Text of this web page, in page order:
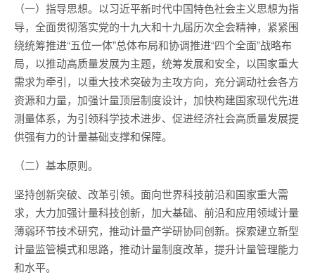
（一）指导思想。以习近平新时代中国特色社会主义思想为指
导，全面贯彻落实党的十九大和十九届历次全会精神，紧紧围
绕统筹推进“五位一体”总体布局和协调推进“四个全面”战略布
局，以推动高质量发展为主题，统筹发展和安全，以国家重大
需求为牵引，以重大技术突破为主攻方向，充分调动社会各方
资源和力量，加强计量顶层制度设计，加快构建国家现代先进
测量体系，为引领科学技术进步、促进经济社会高质量发展提
供强有力的计量基础支撑和保障。
（二）基本原则。
坚持创新突破、改革引领。面向世界科技前沿和国家重大需
求，大力加强计量科技创新，加大基础、前沿和应用领域计量
薄弱环节技术研究，推动计量产学研协同创新。探索建立新型
计量监管模式和思路，推动计量制度改革，提升计量管理能力
和水平。